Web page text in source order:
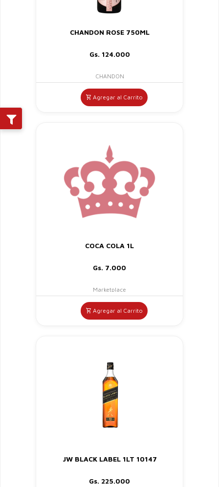
CHANDON ROSE 750ML
Gs. 124.000
CHANDON
Agregar al Carrito
COCA COLA 1L
Gs. 7.000
Marketplace
Agregar al Carrito
JW BLACK LABEL 1LT 10147
Gs. 225.000